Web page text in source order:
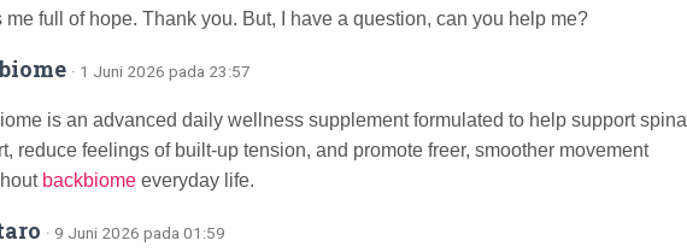
me full of hope. Thank you. But, I have a question, can you help me?
· 1 Juni 2026 pada 23:57
is an advanced daily wellness supplement formulated to help support spinal
reduce feelings of built-up tension, and promote freer, smoother movement
backbiome everyday life.
· 9 Juni 2026 pada 01:59